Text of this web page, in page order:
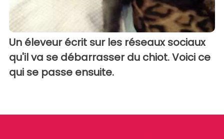
Un éleveur écrit sur les réseaux sociaux
qu'il va se débarrasser du chiot. Voici ce
qui se passe ensuite.